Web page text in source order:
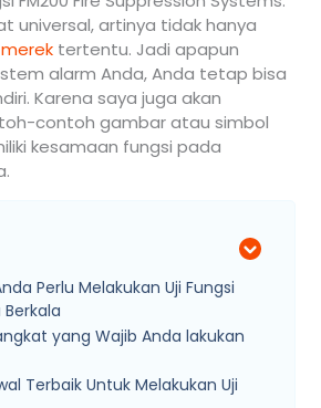
universal, artinya tidak hanya
merek tertentu. Jadi apapun
alarm Anda, Anda tetap bisa
Karena saya juga akan
contoh gambar atau simbol
kesamaan fungsi pada
Perlu Melakukan Uji Fungsi
yang Wajib Anda lakukan
Terbaik Untuk Melakukan Uji